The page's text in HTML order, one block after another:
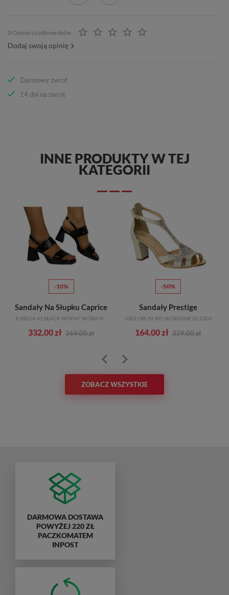
0 Opinie użytkowników
Dodaj swoją opinię
Darmowy zwrot
14 dni na zwrot
INNE PRODUKTY W TEJ
KATEGORII
-10%
Sandały Na Słupku Caprice
332,00 zł 369,00 zł
-50%
Sandały Prestige
2082 OBL/N S95 SKÓRZANE 22-2303
164,00 zł 329,00 zł
ZOBACZ WSZYSTKIE
DARMOWA DOSTAWA
POWYŻEJ 220 ZŁ
PACZKOMATEM
INPOST